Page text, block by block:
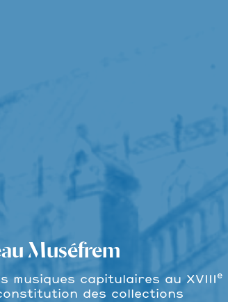
Muséfrem
musiques capitulaires au XVIIIe
des collections